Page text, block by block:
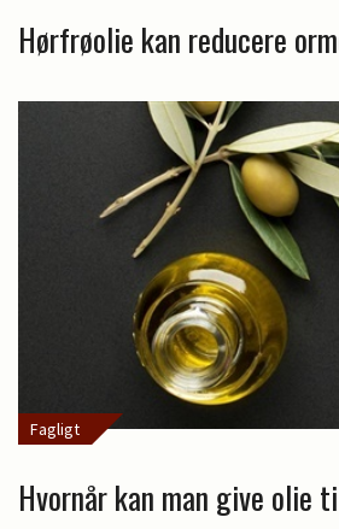
Hørfrøolie kan reducere
Fagligt
Hvornår kan man give olie